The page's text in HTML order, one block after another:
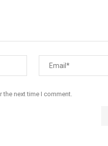
the next time I comment.